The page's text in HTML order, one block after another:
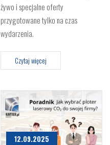
żywo i specjalne oferty
przygotowane tylko na czas
wydarzenia.
Czytaj więcej
12.09.2025